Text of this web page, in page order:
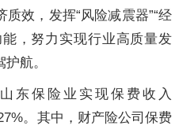
效，发挥“风险减震器”“经
，努力实现行业高质量发
航。
东保险业实现保费收入
。其中，财产险公司保费